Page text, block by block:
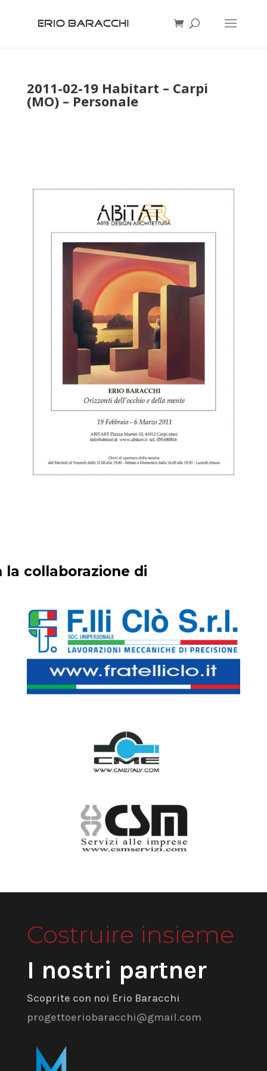
2011-02-19 Habitart – Carpi
(MO) – Personale
la collaborazione di
Costruire insieme
I nostri partner
Scoprite con noi Erio Baracchi
progettoeriobaracchi@gmail.com